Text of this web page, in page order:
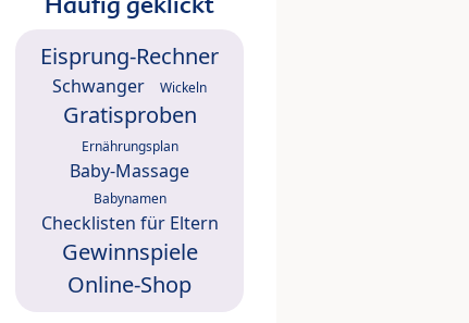
Eisprung-Rechner
Schwanger Wickeln
Gratisproben
Ernährungsplan
Baby-Massage
Babynamen
Checklisten für Eltern
Gewinnspiele
Online-Shop